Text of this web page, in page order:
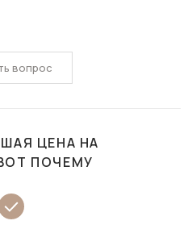
вопрос
ЦЕНА НА
ПОЧЕМУ